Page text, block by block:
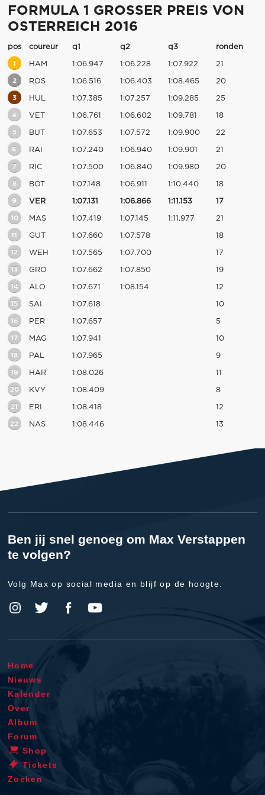
FORMULA 1 GROSSER PREIS VON
OSTERREICH 2016
pos coureur q1 q2 q3 ronden
1 HAM 1:06.947 1:06.228 1:07.922 21
2 ROS 1:06.516 1:06.403 1:08.465 20
3 HUL 1:07.385 1:07.257 1:09.285 25
4 VET 1:06.761 1:06.602 1:09.781 18
5 BUT 1:07.653 1:07.572 1:09.900 22
6 RAI 1:07.240 1:06.940 1:09.901 21
7 RIC 1:07.500 1:06.840 1:09.980 20
8 BOT 1:07.148 1:06.911 1:10.440 18
9 VER 1:07.131 1:06.866 1:11.153 17
10 MAS 1:07.419 1:07.145 1:11.977 21
11 GUT 1:07.660 1:07.578 18
12 WEH 1:07.565 1:07.700 17
13 GRO 1:07.662 1:07.850 19
14 ALO 1:07.671 1:08.154 12
15 SAI 1:07.618 10
16 PER 1:07.657 5
17 MAG 1:07.941 10
18 PAL 1:07.965 9
19 HAR 1:08.026 11
20 KVY 1:08.409 8
21 ERI 1:08.418 12
22 NAS 1:08.446 13
Ben jij snel genoeg om Max Verstappen
te volgen?
Volg Max op social media en blijf op de hoogte.
Home
Nieuws
Kalender
Over
Album
Forum
Shop
Tickets
Zoeken